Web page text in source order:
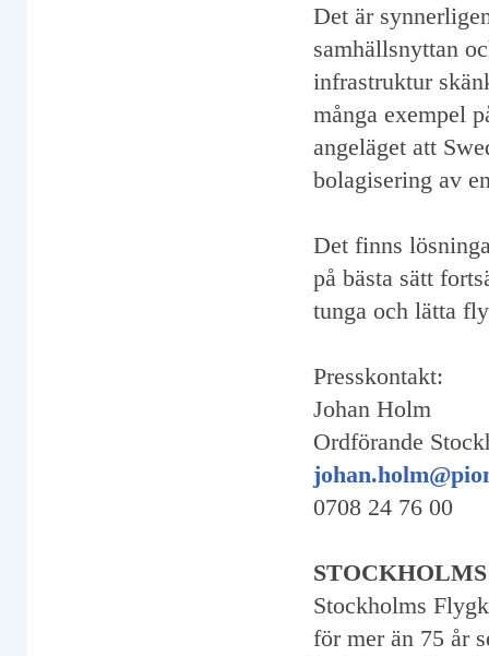
Det är
samhällsnyttan
infrastruktur
många exempel
angeläget att
bolagisering av
Det finns
på bästa sätt
tunga och lätta
Presskontakt:
Johan Holm
Ordförande
0708 24 76 00
Stockholms
för mer än 75 år